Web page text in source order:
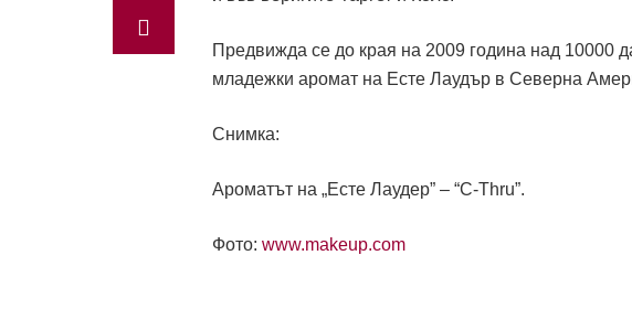
Предвижда се до края на 2009 година над 10000
младежки аромат на Есте Лаудър в Северна
Снимка:
Ароматът на „Есте Лаудер” – “C-Thru”.
Фото: www.makeup.com